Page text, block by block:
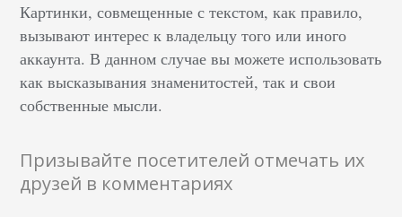
Картинки, совмещенные с текстом, как правило,
вызывают интерес к владельцу того или иного
аккаунта. В данном случае вы можете использовать
как высказывания знаменитостей, так и свои
собственные мысли.
Призывайте посетителей отмечать их
друзей в комментариях